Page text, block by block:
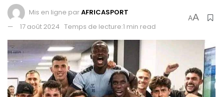
Mis en ligne parAFRICASPORT
17 août 2024 Temps de lecture:1 min read
AA